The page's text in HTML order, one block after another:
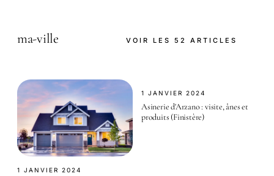
ma-ville VOIR LES 52 ARTICLES
1 JANVIER 2024
1 JANVIER 2024
Asinerie d'Arzano : visite, ânes et
produits (Finistère)